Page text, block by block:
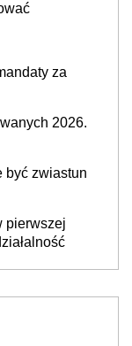
za
2026.
być zwiastun
pierwszej